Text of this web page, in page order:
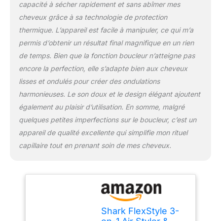
douceur et de brillance et
moins de frisottis et de
mèches rebelles* (*Par
rapport au séchage à
l'air) COMPREND: Shark
FlexStyle, 2x Auto-Wrap
Boucleurs, Brosse ovale,
Concentrateur, Guide de
coiffure. Poids: 700g.
Couleur: Champagne
capacité à sécher rapidement et sans abîmer mes
cheveux grâce à sa technologie de protection
thermique. L’appareil est facile à manipuler, ce qui m’a
permis d’obtenir un résultat final magnifique en un rien
de temps. Bien que la fonction boucleur n’atteigne pas
encore la perfection, elle s’adapte bien aux cheveux
lisses et ondulés pour créer des ondulations
harmonieuses. Le son doux et le design élégant ajoutent
également au plaisir d’utilisation. En somme, malgré
quelques petites imperfections sur le boucleur, c’est un
appareil de qualité excellente qui simplifie mon rituel
capillaire tout en prenant soin de mes cheveux.
Shark FlexStyle 3-